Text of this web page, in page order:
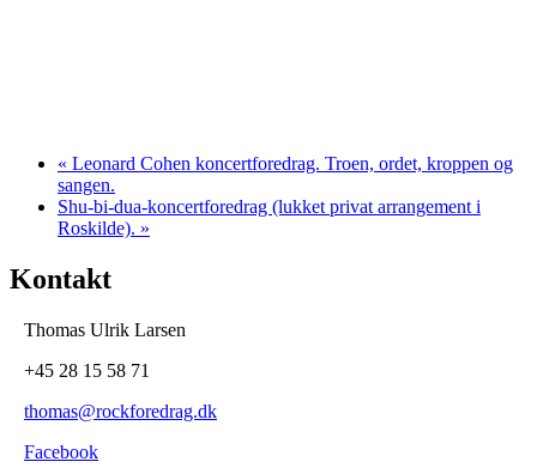
« Leonard Cohen koncertforedrag. Troen, ordet, kroppen og
sangen.
Shu-bi-dua-koncertforedrag (lukket privat arrangement i
Roskilde). »
Kontakt
Thomas Ulrik Larsen
+45 28 15 58 71
thomas@rockforedrag.dk
Facebook